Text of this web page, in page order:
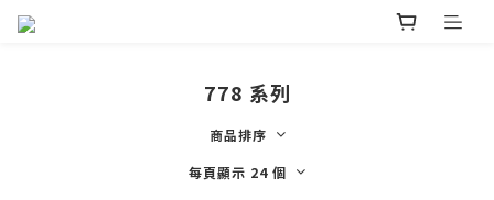
778 系列
商品排序
每頁顯示 24 個